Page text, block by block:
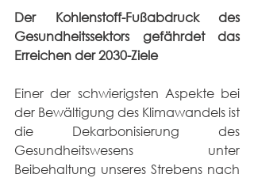
Der Kohlenstoff-Fußabdruck des
Gesundheitssektors gefährdet das
Erreichen der 2030-Ziele
Einer der schwierigsten Aspekte bei
der Bewältigung des Klimawandels ist
die Dekarbonisierung des
Gesundheitswesens unter
Beibehaltung unseres Strebens nach